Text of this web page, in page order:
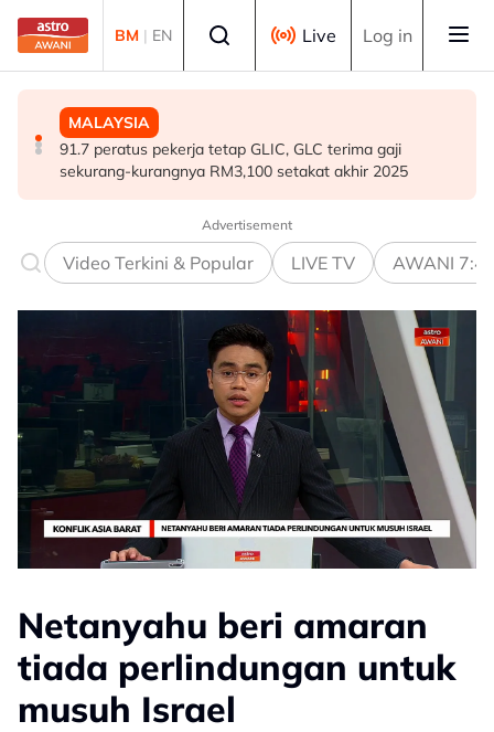
Skip to main content
BM | EN Live Log in
MALAYSIA
91.7 peratus pekerja tetap GLIC, GLC terima gaji
sekurang-kurangnya RM3,100 setakat akhir 2025
MALAYSIA
Malaysia, Kemboja komited perkukuh kerjasama
pertahanan
MALAYSIA
Kerajaan MADANI seimbang jaga kepentingan semua
kaum, aliran pendidikan - PM
Advertisement
Video Terkini & Popular LIVE TV AWANI
Netanyahu beri amaran
tiada perlindungan untuk
musuh Israel